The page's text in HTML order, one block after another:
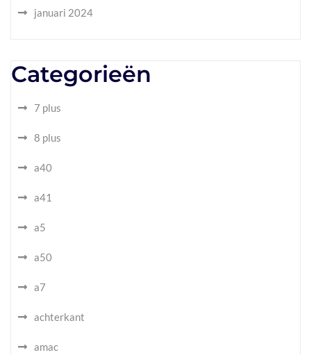
januari 2024
Categorieën
7 plus
8 plus
a40
a41
a5
a50
a7
achterkant
amac